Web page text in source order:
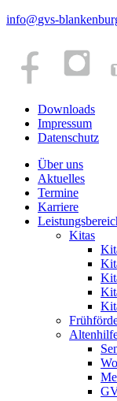
info@gvs-
Downloads
Impressum
Datenschutz
Über uns
Aktuelles
Termine
Karriere
Kitas